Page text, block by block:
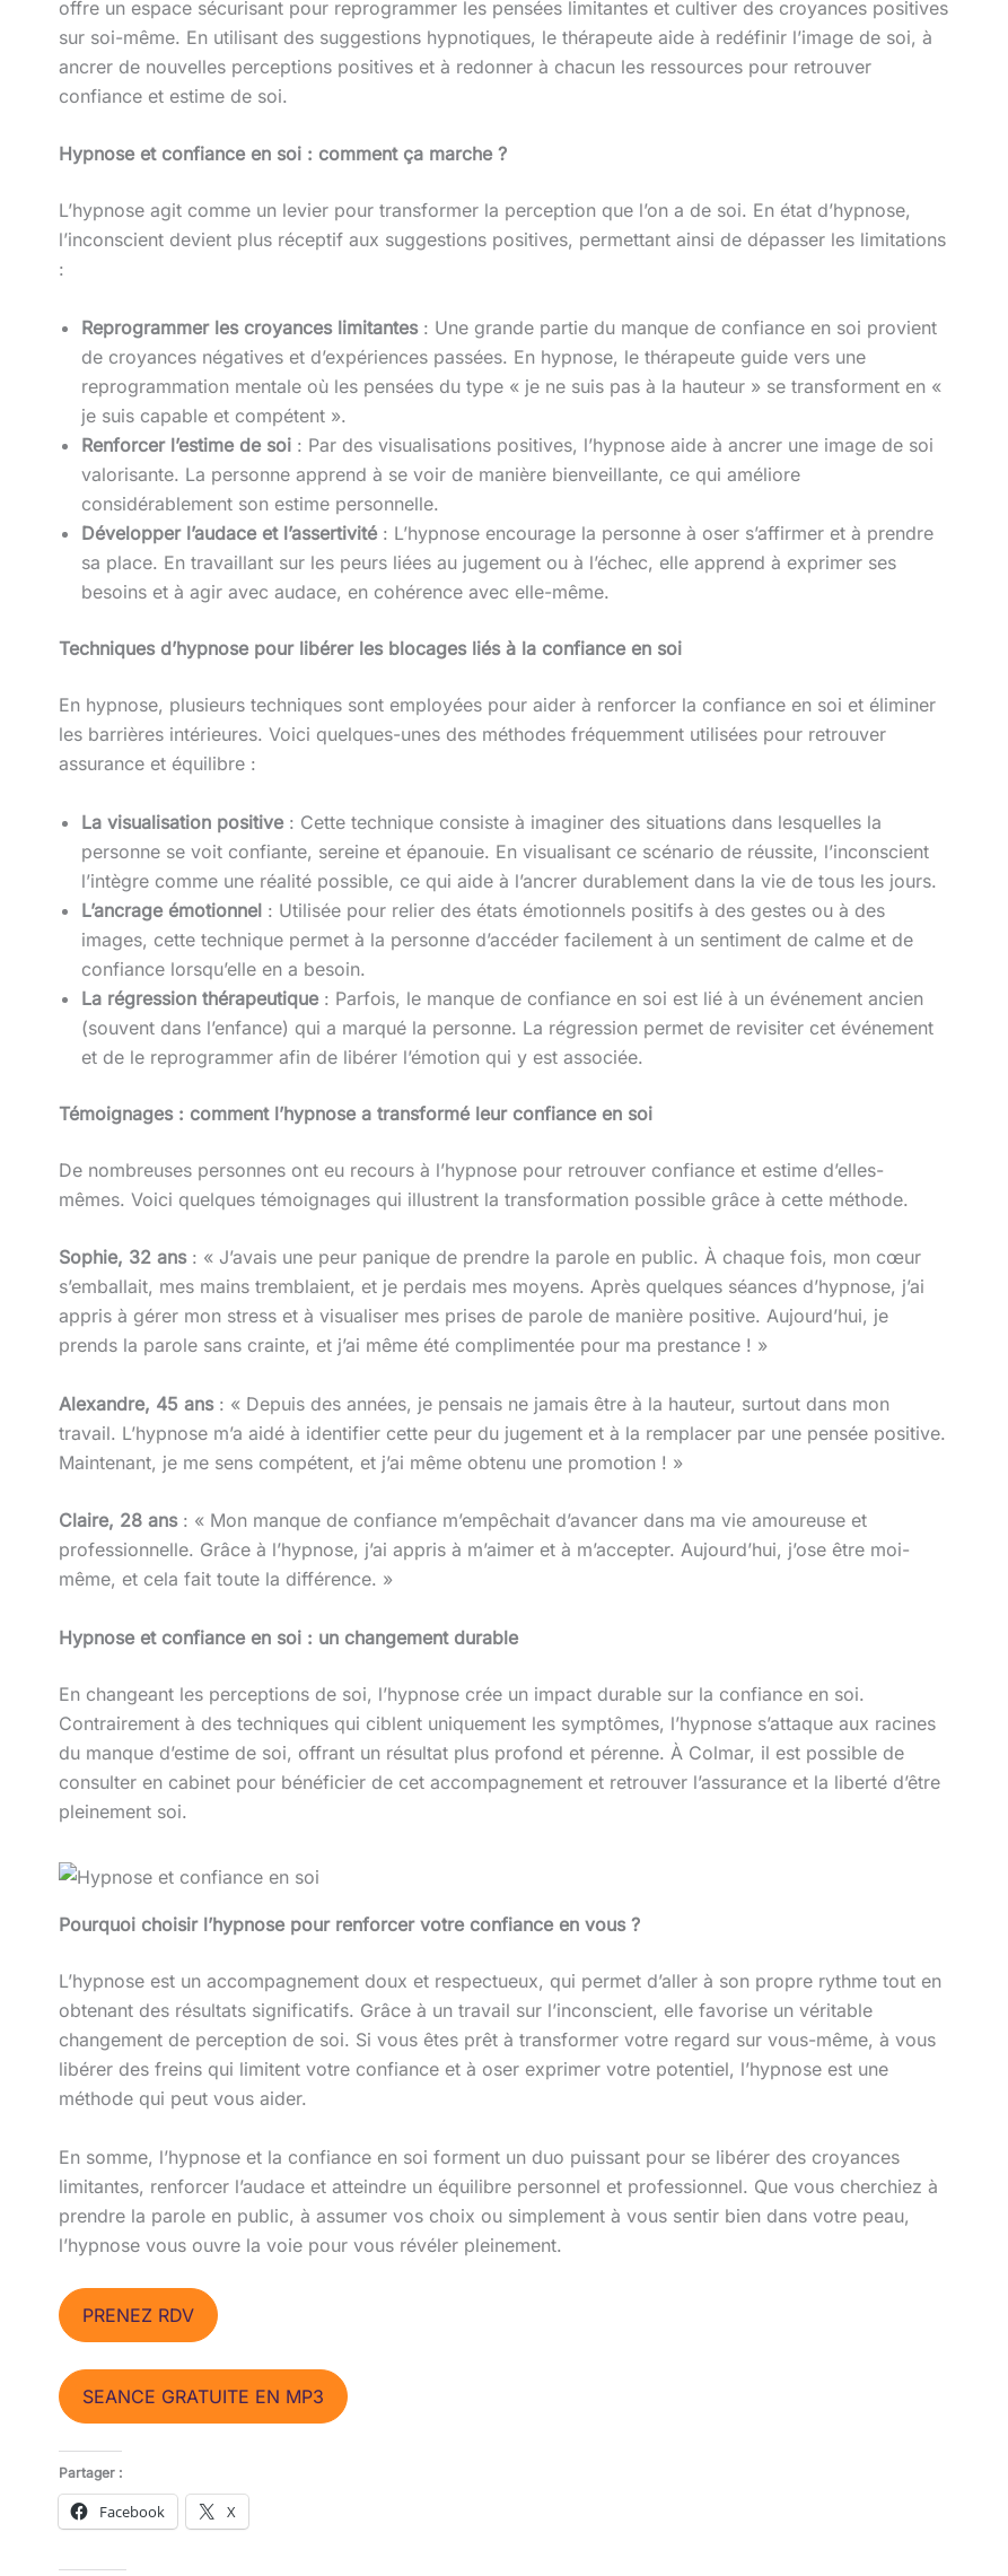
offre un espace sécurisant pour reprogrammer les pensées limitantes et cultiver des croyances positives
sur soi-même. En utilisant des suggestions hypnotiques, le thérapeute aide à redéfinir l’image de soi, à
ancrer de nouvelles perceptions positives et à redonner à chacun les ressources pour retrouver
confiance et estime de soi.
Hypnose et confiance en soi : comment ça marche ?
L’hypnose agit comme un levier pour transformer la perception que l’on a de soi. En état d’hypnose,
l’inconscient devient plus réceptif aux suggestions positives, permettant ainsi de dépasser les limitations
:
Reprogrammer les croyances limitantes: Une grande partie du manque de confiance en soi provient
de croyances négatives et d’expériences passées. En hypnose, le thérapeute guide vers une
reprogrammation mentale où les pensées du type « je ne suis pas à la hauteur » se transforment en «
je suis capable et compétent ».
Renforcer l’estime de soi : Par des visualisations positives, l’hypnose aide à ancrer une image de soi
valorisante. La personne apprend à se voir de manière bienveillante, ce qui améliore
considérablement son estime personnelle.
Développer l’audace et l’assertivité: L’hypnose encourage la personne à oser s’affirmer et à prendre
sa place. En travaillant sur les peurs liées au jugement ou à l’échec, elle apprend à exprimer ses
besoins et à agir avec audace, en cohérence avec elle-même.
Techniques d’hypnose pour libérer les blocages liés à la confiance en soi
En hypnose, plusieurs techniques sont employées pour aider à renforcer la confiance en soi et éliminer
les barrières intérieures. Voici quelques-unes des méthodes fréquemment utilisées pour retrouver
assurance et équilibre :
La visualisation positive: Cette technique consiste à imaginer des situations dans lesquelles la
personne se voit confiante, sereine et épanouie. En visualisant ce scénario de réussite, l’inconscient
l’intègre comme une réalité possible, ce qui aide à l’ancrer durablement dans la vie de tous les jours.
L’ancrage émotionnel : Utilisée pour relier des états émotionnels positifs à des gestes ou à des
images, cette technique permet à la personne d’accéder facilement à un sentiment de calme et de
confiance lorsqu’elle en a besoin.
La régression thérapeutique: Parfois, le manque de confiance en soi est lié à un événement ancien
(souvent dans l’enfance) qui a marqué la personne. La régression permet de revisiter cet événement
et de le reprogrammer afin de libérer l’émotion qui y est associée.
Témoignages : comment l’hypnose a transformé leur confiance en soi
De nombreuses personnes ont eu recours à l’hypnose pour retrouver confiance et estime d’elles-
mêmes. Voici quelques témoignages qui illustrent la transformation possible grâce à cette méthode.
Sophie, 32 ans: « J’avais une peur panique de prendre la parole en public. À chaque fois, mon cœur
s’emballait, mes mains tremblaient, et je perdais mes moyens. Après quelques séances d’hypnose, j’ai
appris à gérer mon stress et à visualiser mes prises de parole de manière positive. Aujourd’hui, je
prends la parole sans crainte, et j’ai même été complimentée pour ma prestance ! »
Alexandre, 45 ans: « Depuis des années, je pensais ne jamais être à la hauteur, surtout dans mon
travail. L’hypnose m’a aidé à identifier cette peur du jugement et à la remplacer par une pensée positive.
Maintenant, je me sens compétent, et j’ai même obtenu une promotion ! »
Claire, 28 ans: « Mon manque de confiance m’empêchait d’avancer dans ma vie amoureuse et
professionnelle. Grâce à l’hypnose, j’ai appris à m’aimer et à m’accepter. Aujourd’hui, j’ose être moi-
même, et cela fait toute la différence. »
Hypnose et confiance en soi : un changement durable
En changeant les perceptions de soi, l’hypnose crée un impact durable sur la confiance en soi.
Contrairement à des techniques qui ciblent uniquement les symptômes, l’hypnose s’attaque aux racines
du manque d’estime de soi, offrant un résultat plus profond et pérenne. À Colmar, il est possible de
consulter en cabinet pour bénéficier de cet accompagnement et retrouver l’assurance et la liberté d’être
pleinement soi.
Pourquoi choisir l’hypnose pour renforcer votre confiance en vous ?
L’hypnose est un accompagnement doux et respectueux, qui permet d’aller à son propre rythme tout en
obtenant des résultats significatifs. Grâce à un travail sur l’inconscient, elle favorise un véritable
changement de perception de soi. Si vous êtes prêt à transformer votre regard sur vous-même, à vous
libérer des freins qui limitent votre confiance et à oser exprimer votre potentiel, l’hypnose est une
méthode qui peut vous aider.
En somme, l’hypnose et la confiance en soi forment un duo puissant pour se libérer des croyances
limitantes, renforcer l’audace et atteindre un équilibre personnel et professionnel. Que vous cherchiez à
prendre la parole en public, à assumer vos choix ou simplement à vous sentir bien dans votre peau,
l’hypnose vous ouvre la voie pour vous révéler pleinement.
PRENEZ RDV
SEANCE GRATUITE EN MP3
Partager :
Facebook X